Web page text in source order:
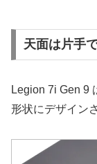
天面は片手
Legion 7i Gen 9
形状にデザイン